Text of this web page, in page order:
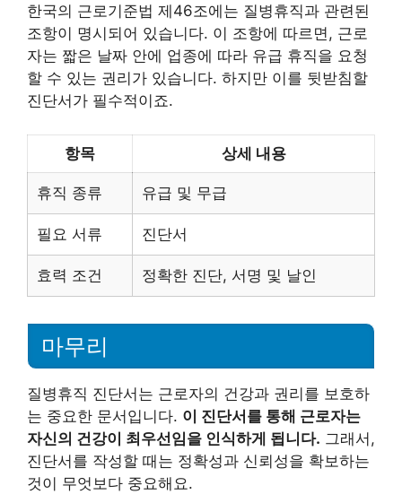
한국의 근로기준법 제46조에는 질병휴직과 관련된
조항이 명시되어 있습니다. 이 조항에 따르면, 근로
자는 짧은 날짜 안에 업종에 따라 유급 휴직을 요청
할 수 있는 권리가 있습니다. 하지만 이를 뒷받침할
진단서가 필수적이죠.
항목 상세 내용
휴직 종류 유급 및 무급
필요 서류 진단서
효력 조건 정확한 진단, 서명 및 날인
마무리
질병휴직 진단서는 근로자의 건강과 권리를 보호하
는 중요한 문서입니다. 이 진단서를 통해 근로자는
자신의 건강이 최우선임을 인식하게 됩니다. 그래서,
진단서를 작성할 때는 정확성과 신뢰성을 확보하는
것이 무엇보다 중요해요.